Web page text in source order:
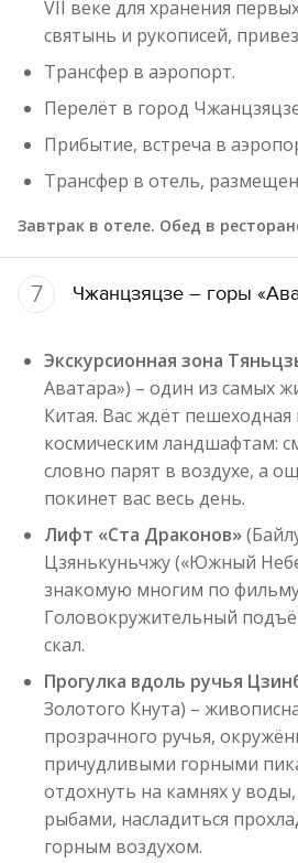
VII веке для хранения
святынь и рукописей,
Трансфер в аэропорт.
Перелёт в город
Прибытие, встреча в
Трансфер в отель,
Завтрак в отеле. Обед в
7 Чжанцзяцзе – горы
Экскурсионная зона
Аватара») – один из самых
Китая. Вас ждёт пешеходная
космическим ландшафтам:
словно парят в воздухе, а
покинет вас весь день.
Лифт «Ста Драконов»
Цзянькуньчжу («Южный
знакомую многим по
Головокружительный
скал.
Прогулка вдоль ручья
Золотого Кнута) –
прозрачного ручья,
причудливыми горными
отдохнуть на камнях у
рыбами, насладиться
горным воздухом.